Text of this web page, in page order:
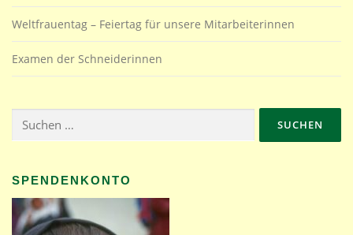
Weltfrauentag – Feiertag für unsere Mitarbeiterinnen
Examen der Schneiderinnen
nach:
SPENDENKONTO